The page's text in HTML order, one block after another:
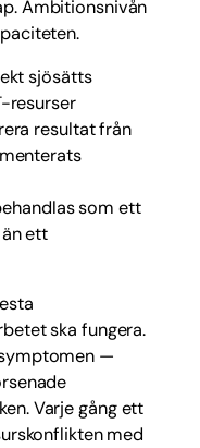
Ambitionsnivån
sjösätts
resurser
resultat från
som ett
ett
ska fungera.
—
Varje gång ett
med